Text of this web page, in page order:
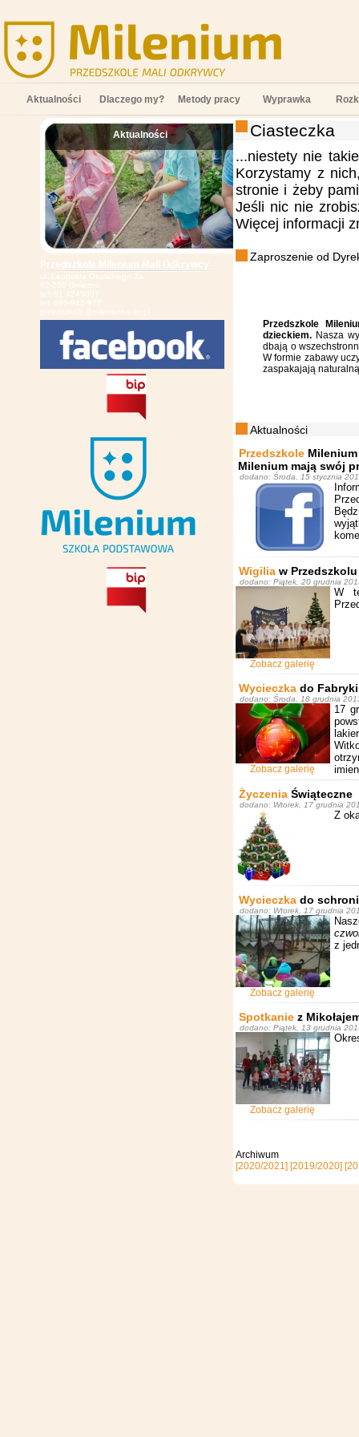
Aktualności Dlaczego my? Metody pracy Wyprawka
Aktualności
Przedszkole Milenium Mali Odkrywcy
ul. Leopolda Okulickiego 3a
62-200 Gniezno
tel: 61 4245007
tel: 690-942-977
przedszkole@milenium.edu.pl
Ciasteczka
...niestety nie
Korzystamy z
stronie i żeby
Jeśli nic nie
Więcej informacji
Zaproszenie od
Przedszkole
dzieckiem. Nasza
dbają o
W formie zabawy
zaspakajają
Aktualności
Przedszkole
Milenium mają swój
dodano: Środa, 15 stycznia
Wigilia w
dodano: Piątek, 20 grudnia
Zobacz galerię
W
Wycieczka do
dodano: Środa, 18 grudnia
Zobacz galerię
17
Życzenia Świąteczne
dodano: Wtorek, 17 grudnia
Z
Wycieczka do
dodano: Wtorek, 17 grudnia
Zobacz galerię
z
Spotkanie z
dodano: Piątek, 13 grudnia
Zobacz galerię
[2020/2021] [2019/2020]